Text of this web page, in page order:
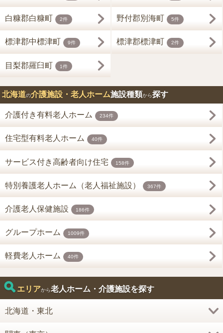
白糠郡白糠町 2件 野付郡別海町 5件
標津郡中標津町 9件 標津郡標津町 2件
目梨郡羅臼町 1件
北海道の介護施設・老人ホーム施設種類から探す
介護付き有料老人ホーム 234件
住宅型有料老人ホーム 40件
サービス付き高齢者向け住宅 158件
特別養護老人ホーム（老人福祉施設） 367件
介護老人保健施設 186件
グループホーム 1009件
軽費老人ホーム 40件
エリアから老人ホーム・介護施設を探す
北海道・東北